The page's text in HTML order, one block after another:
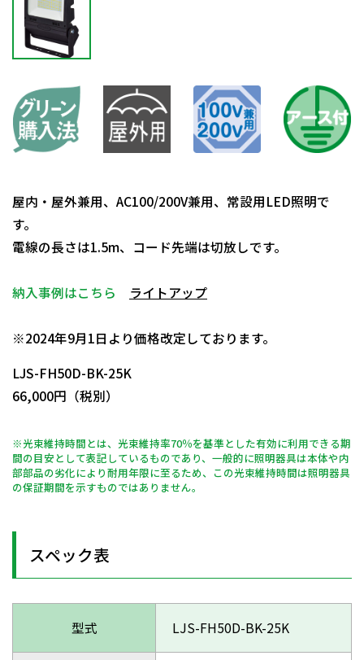
屋内・屋外兼用、AC100/200V兼用、常設用LED照明で
す。
電線の長さは1.5m、コード先端は切放しです。
納入事例はこちら ライトアップ
※2024年9月1日より価格改定しております。
LJS-FH50D-BK-25K
66,000円（税別）
※光束維持時間とは、光束維持率70％を基準とした有効に利用できる期
間の目安として表記しているものであり、一般的に照明器具は本体や内
部部品の劣化により耐用年限に至るため、この光束維持時間は照明器具
の保証期間を示すものではありません。
スペック表
型式 LJS-FH50D-BK-25K